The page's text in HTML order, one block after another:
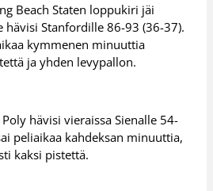
Beach Staten loppukiri jäi
hävisi Stanfordille 86-93 (36-37).
kymmenen minuuttia
ja yhden levypallon.
hävisi vieraissa Sienalle 54-
peliaikaa kahdeksan minuuttia,
kaksi pistettä.